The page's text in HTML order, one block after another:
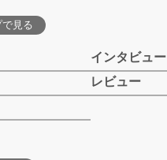
見る
インタビュー
レビュー